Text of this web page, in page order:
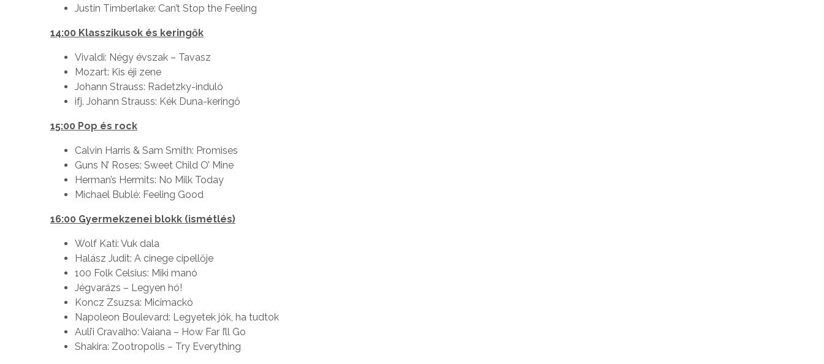
Justin Timberlake: Can’t Stop the Feeling
14:00 Klasszikusok és keringők
Vivaldi: Négy évszak – Tavasz
Mozart: Kis éji zene
Johann Strauss: Radetzky-induló
ifj. Johann Strauss: Kék Duna-keringő
15:00 Pop és rock
Calvin Harris & Sam Smith: Promises
Guns N’ Roses: Sweet Child O’ Mine
Herman’s Hermits: No Milk Today
Michael Bublé: Feeling Good
16:00 Gyermekzenei blokk (ismétlés)
Wolf Kati: Vuk dala
Halász Judit: A cinege cipellője
100 Folk Celsius: Miki manó
Jégvarázs – Legyen hó!
Koncz Zsuzsa: Micimackó
Napoleon Boulevard: Legyetek jók, ha tudtok
Auli’i Cravalho: Vaiana – How Far I’ll Go
Shakira: Zootropolis – Try Everything